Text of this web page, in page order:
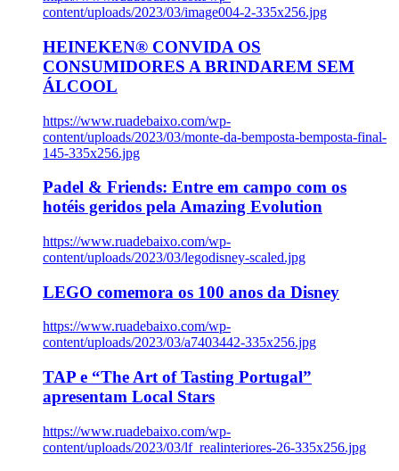
content/uploads/2023/03/image004-2-335x256.jpg
HEINEKEN® CONVIDA OS
CONSUMIDORES A BRINDAREM SEM
ÁLCOOL
https://www.ruadebaixo.com/wp-
content/uploads/2023/03/monte-da-bemposta-bemposta-final-
145-335x256.jpg
Padel & Friends: Entre em campo com os
hotéis geridos pela Amazing Evolution
https://www.ruadebaixo.com/wp-
content/uploads/2023/03/legodisney-scaled.jpg
LEGO comemora os 100 anos da Disney
https://www.ruadebaixo.com/wp-
content/uploads/2023/03/a7403442-335x256.jpg
TAP e “The Art of Tasting Portugal”
apresentam Local Stars
https://www.ruadebaixo.com/wp-
content/uploads/2023/03/lf_realinteriores-26-335x256.jpg